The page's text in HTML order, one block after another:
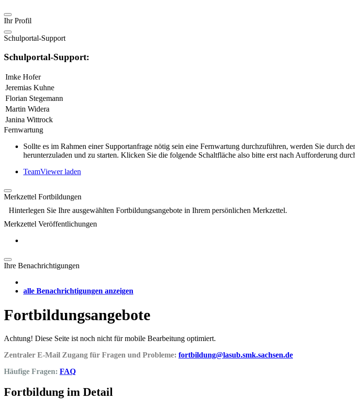
Ihr Profil
Schulportal-Support
Schulportal-Support:
Imke Hofer
Jeremias Kuhne
Florian Stegemann
Martin Widera
Janina Wittrock
Fernwartung
Sollte es im Rahmen einer Supportanfrage nötig sein eine Fernwartung durchzuführen, werden Sie durch
herunterzuladen und zu starten. Klicken Sie die folgende Schaltfläche also bitte erst nach Aufforderung
TeamViewer laden
Merkzettel Fortbildungen
Hinterlegen Sie Ihre ausgewählten Fortbildungsangebote in Ihrem persönlichen Merkzettel.
Merkzettel Veröffentlichungen
Ihre Benachrichtigungen
alle Benachrichtigungen anzeigen
Fortbildungsangebote
Achtung! Diese Seite ist noch nicht für mobile Bearbeitung optimiert.
Zentraler E-Mail Zugang für Fragen und Probleme: fortbildung@lasub.smk.sachsen.de
Häufige Fragen: FAQ
Fortbildung im Detail